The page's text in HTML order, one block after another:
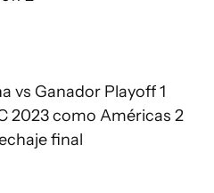
vs Ganador Playoff 1
2023 como Américas 2
final